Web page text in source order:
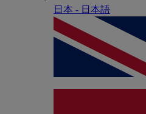
日本 - ⽇本語